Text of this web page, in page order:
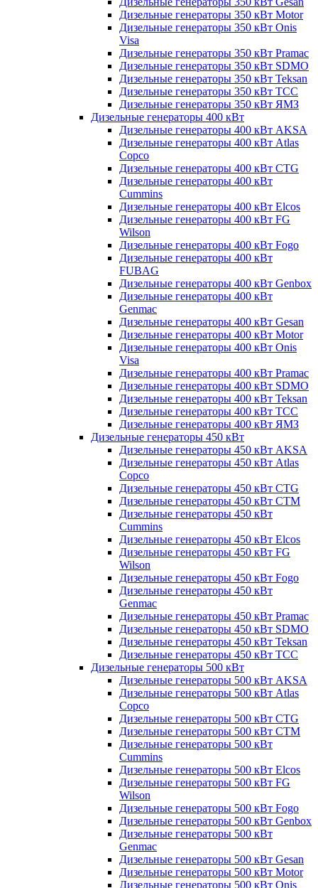
Дизельные генераторы 350 кВт Motor
Дизельные генераторы 350 кВт Onis
Visa
Дизельные генераторы 350 кВт Pramac
Дизельные генераторы 350 кВт SDMO
Дизельные генераторы 350 кВт Teksan
Дизельные генераторы 350 кВт ТСС
Дизельные генераторы 350 кВт ЯМЗ
Дизельные генераторы 400 кВт
Дизельные генераторы 400 кВт AKSA
Дизельные генераторы 400 кВт Atlas
Copco
Дизельные генераторы 400 кВт CTG
Дизельные генераторы 400 кВт
Cummins
Дизельные генераторы 400 кВт Elcos
Дизельные генераторы 400 кВт FG
Wilson
Дизельные генераторы 400 кВт Fogo
Дизельные генераторы 400 кВт
FUBAG
Дизельные генераторы 400 кВт Genbox
Дизельные генераторы 400 кВт
Genmac
Дизельные генераторы 400 кВт Gesan
Дизельные генераторы 400 кВт Motor
Дизельные генераторы 400 кВт Onis
Visa
Дизельные генераторы 400 кВт Pramac
Дизельные генераторы 400 кВт SDMO
Дизельные генераторы 400 кВт Teksan
Дизельные генераторы 400 кВт ТСС
Дизельные генераторы 400 кВт ЯМЗ
Дизельные генераторы 450 кВт
Дизельные генераторы 450 кВт AKSA
Дизельные генераторы 450 кВт Atlas
Copco
Дизельные генераторы 450 кВт CTG
Дизельные генераторы 450 кВт CTM
Дизельные генераторы 450 кВт
Cummins
Дизельные генераторы 450 кВт Elcos
Дизельные генераторы 450 кВт FG
Wilson
Дизельные генераторы 450 кВт Fogo
Дизельные генераторы 450 кВт
Genmac
Дизельные генераторы 450 кВт Pramac
Дизельные генераторы 450 кВт SDMO
Дизельные генераторы 450 кВт Teksan
Дизельные генераторы 450 кВт ТСС
Дизельные генераторы 500 кВт
Дизельные генераторы 500 кВт AKSA
Дизельные генераторы 500 кВт Atlas
Copco
Дизельные генераторы 500 кВт CTG
Дизельные генераторы 500 кВт CTM
Дизельные генераторы 500 кВт
Cummins
Дизельные генераторы 500 кВт Elcos
Дизельные генераторы 500 кВт FG
Wilson
Дизельные генераторы 500 кВт Fogo
Дизельные генераторы 500 кВт Genbox
Дизельные генераторы 500 кВт
Genmac
Дизельные генераторы 500 кВт Gesan
Дизельные генераторы 500 кВт Motor
Дизельные генераторы 500 кВт Onis